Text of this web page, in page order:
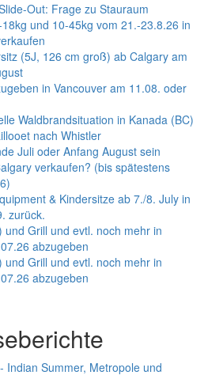
Out: Frage zu Stauraum
und 10-45kg vom 21.-23.8.26 in
(5J, 126 cm groß) ab Calgary am
in Vancouver am 11.08. oder
Waldbrandsituation in Kanada (BC)
nach Whistler
Juli oder Anfang August sein
verkaufen? (bis spätestens
& Kindersitze ab 7./8. July in
zurück.
und Grill und evtl. noch mehr in
abzugeben
und Grill und evtl. noch mehr in
abzugeben
Indian Summer, Metropole und